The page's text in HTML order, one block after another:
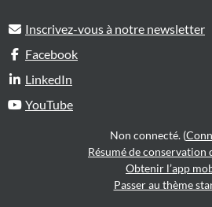
Inscrivez-vous à notre newsletter
Facebook
LinkedIn
YouTube
Non connecté. (
Résumé de conservation
Obtenir l’app
Passer au thème